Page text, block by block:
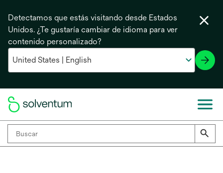
Detectamos que estás visitando desde Estados
Unidos. ¿Te gustaría cambiar de idioma para ver
contenido personalizado?